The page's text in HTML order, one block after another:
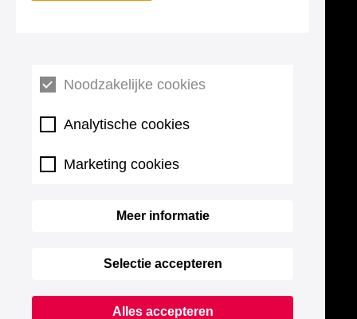
Noodzakelijke cookies
Analytische cookies
Marketing cookies
Meer informatie
Selectie accepteren
Alles accepteren